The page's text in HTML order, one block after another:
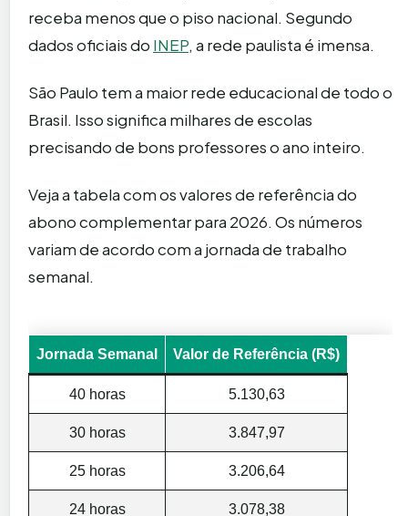
receba menos que o piso nacional. Segundo
dados oficiais do INEP, a rede paulista é imensa.
São Paulo tem a maior rede educacional de todo o
Brasil. Isso significa milhares de escolas
precisando de bons professores o ano inteiro.
Veja a tabela com os valores de referência do
abono complementar para 2026. Os números
variam de acordo com a jornada de trabalho
semanal.
Jornada Semanal Valor de Referência (R$)
40 horas 5.130,63
30 horas 3.847,97
25 horas 3.206,64
24 horas 3.078,38